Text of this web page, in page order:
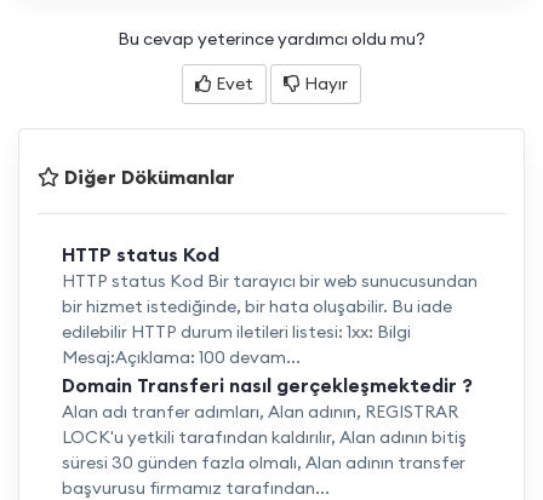
Bu cevap yeterince yardımcı oldu mu?
Evet Hayır
Diğer Dökümanlar
HTTP status Kod
HTTP status Kod Bir tarayıcı bir web sunucusundan
bir hizmet istediğinde, bir hata oluşabilir. Bu iade
edilebilir HTTP durum iletileri listesi: 1xx: Bilgi
Mesaj:Açıklama: 100 devam...
Domain Transferi nasıl gerçekleşmektedir ?
Alan adı tranfer adımları, Alan adının, REGISTRAR
LOCK'u yetkili tarafından kaldırılır, Alan adının bitiş
süresi 30 günden fazla olmalı, Alan adının transfer
başvurusu firmamız tarafından...